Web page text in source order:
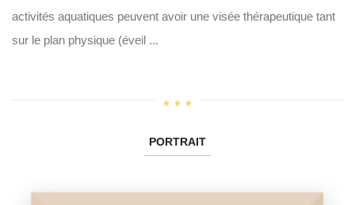
activités aquatiques peuvent avoir une visée thérapeutique tant
sur le plan physique (éveil ...
PORTRAIT